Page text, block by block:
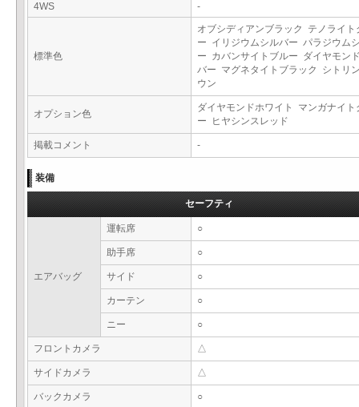
4WS -
標準色
オブシディアンブラック テノライト
ー イリジウムシルバー パラジウム
ー カバンサイトブルー ダイヤモン
バー マグネタイトブラック シトリ
ウン
オプション色
ダイヤモンドホワイト マンガナイト
ー ヒヤシンスレッド
掲載コメント -
装備
セーフティ
エアバッグ
運転席 ○
助手席 ○
サイド ○
カーテン ○
ニー ○
フロントカメラ △
サイドカメラ △
バックカメラ ○